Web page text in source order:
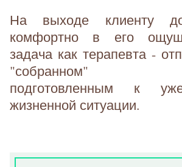
На выходе клиенту
комфортно в его
задача как терапевта -
"собранном"
подготовленным к
жизненной ситуации.